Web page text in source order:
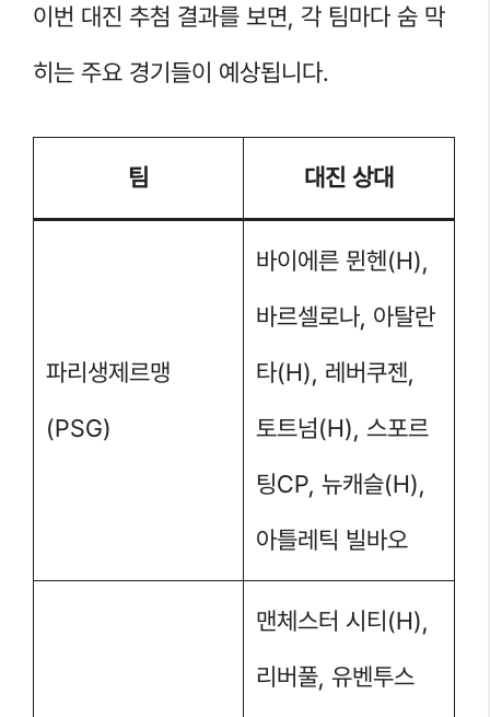
이번 대진 추첨 결과를 보면, 각 팀마다 숨 막
히는 주요 경기들이 예상됩니다.
팀 대진 상대
파리생제르맹
(PSG)
바이에른 뮌헨(H),
바르셀로나, 아탈란
타(H), 레버쿠젠,
토트넘(H), 스포르
팅CP, 뉴캐슬(H),
아틀레틱 빌바오
맨체스터 시티(H),
리버풀, 유벤투스